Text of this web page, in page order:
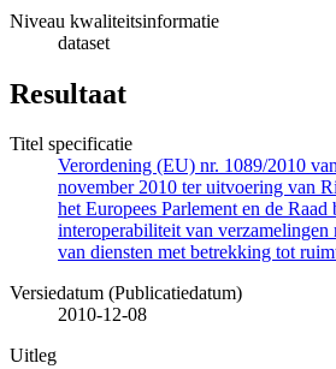
Niveau kwaliteitsinformatie
dataset
Resultaat
Titel specificatie
Verordening (EU) nr. 1089/2010
november 2010 ter uitvoering van
het Europees Parlement en de Raad
interoperabiliteit van verzamelingen
van diensten met betrekking tot
Versiedatum (Publicatiedatum)
2010-12-08
Uitleg